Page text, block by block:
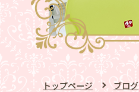
トップページ ブログ